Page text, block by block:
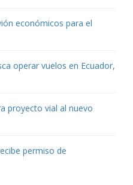
económicos para el
operar vuelos en Ecuador,
proyecto vial al nuevo
permiso de